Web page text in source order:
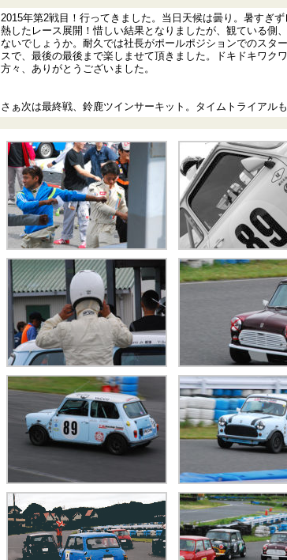
2015年第2戦目！行ってきました。当日天候は曇り。暑すぎ
熱したレース展開！惜しい結果となりましたが、観ている側
ないでしょうか。耐久では社長がポールポジションでのスタ
スで、最後の最後まで楽しませて頂きました。ドキドキワク
方々、ありがとうございました。
さぁ次は最終戦、鈴鹿ツインサーキット。タイムトライアル